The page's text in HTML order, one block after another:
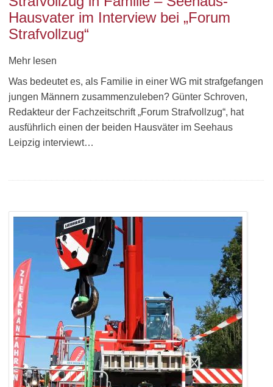
Hausvater im Interview bei „Forum
Strafvollzug“
Mehr lesen
Was bedeutet es, als Familie in einer WG mit strafgefangen
jungen Männern zusammenzuleben? Günter Schroven,
Redakteur der Fachzeitschrift „Forum Strafvollzug“, hat
ausführlich einen der beiden Hausväter im Seehaus
Leipzig interviewt…